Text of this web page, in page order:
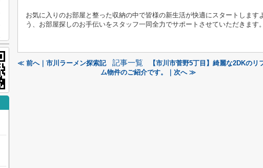
お気に入りのお部屋と整った収納の中で皆様の新生活が快適にスタートします
う、お部屋探しのお手伝いをスタッフ一同全力でサポートさせていただきます。
≪ 前へ｜市川ラーメン探索記 記事一覧
【市川市菅野5丁目】綺麗な2DKのリ
ム物件のご紹介です。｜次へ ≫